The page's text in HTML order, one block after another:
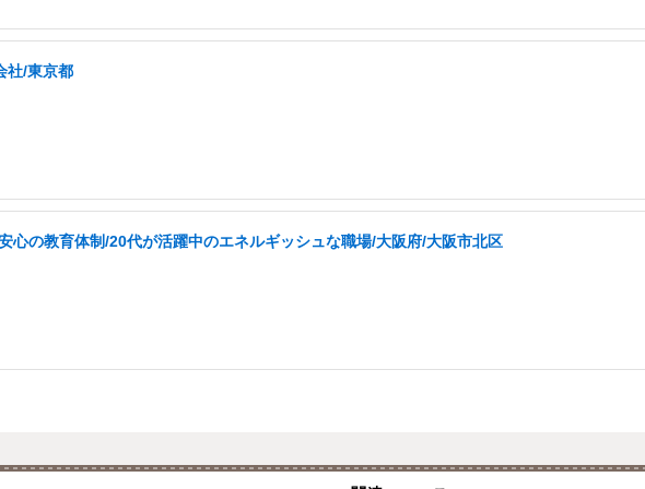
社/東京都
心の教育体制/20代が活躍中のエネルギッシュな職場/大阪府/大阪市北区